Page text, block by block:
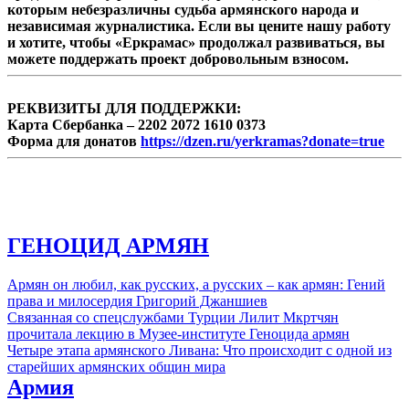
различные по ценовой категории модели.
которым небезразличны судьба армянского народа и
независимая журналистика. Если вы цените нашу работу
и хотите, чтобы «Еркрамас» продолжал развиваться, вы
можете поддержать проект добровольным взносом.
РЕКВИЗИТЫ ДЛЯ ПОДДЕРЖКИ:
Карта Сбербанка – 2202 2072 1610 0373
Форма для донатов https://dzen.ru/yerkramas?donate=true
ГЕНОЦИД АРМЯН
Армян он любил, как русских, а русских – как армян: Гений
права и милосердия Григорий Джаншиев
Связанная со спецслужбами Турции Лилит Мкртчян
прочитала лекцию в Музее-институте Геноцида армян
Четыре этапа армянского Ливана: Что происходит с одной из
старейших армянских общин мира
Армия